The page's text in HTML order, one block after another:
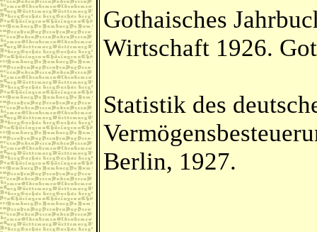
Gothaisches
Wirtschaft 1926.
Statistik des
Berlin, 1927.